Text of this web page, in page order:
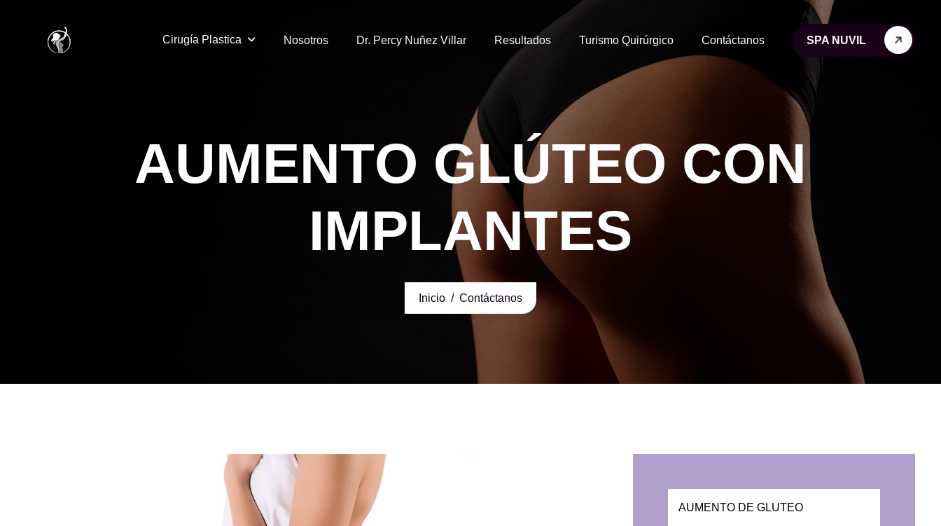
Cirugía Plastica Nosotros Dr. Percy Nuñez Villar Resultados Turismo Quirúrgico Contáctanos SPA NUVIL
AUMENTO GLÚTEO CON
IMPLANTES
Inicio Contáctanos